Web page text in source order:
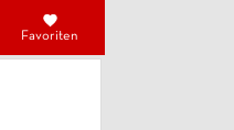
Favoriten